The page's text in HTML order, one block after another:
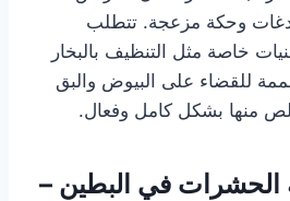
وحكة مزعجة. تتطلب
خاصة مثل التنظيف بالبخار
للقضاء على البيوض والبق
منها بشكل كامل وفعال.
في البطين –